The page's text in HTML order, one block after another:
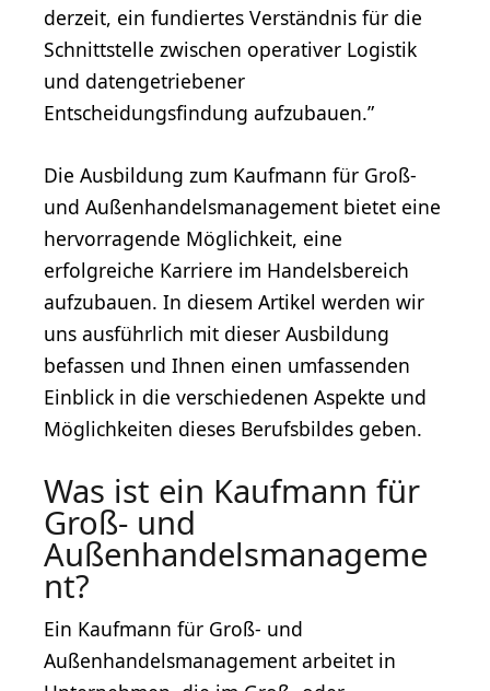
derzeit, ein fundiertes Verständnis für die
Schnittstelle zwischen operativer Logistik
und datengetriebener
Entscheidungsfindung aufzubauen.”
Die Ausbildung zum Kaufmann für Groß-
und Außenhandelsmanagement bietet eine
hervorragende Möglichkeit, eine
erfolgreiche Karriere im Handelsbereich
aufzubauen. In diesem Artikel werden wir
uns ausführlich mit dieser Ausbildung
befassen und Ihnen einen umfassenden
Einblick in die verschiedenen Aspekte und
Möglichkeiten dieses Berufsbildes geben.
Was ist ein Kaufmann für
Groß- und
Außenhandelsmanageme
nt?
Ein Kaufmann für Groß- und
Außenhandelsmanagement arbeitet in